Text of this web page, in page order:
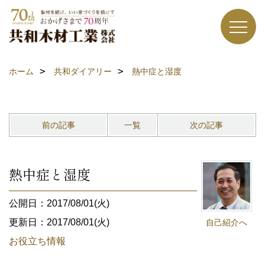
ホーム 共和ダイアリー 熱中症と湿度
前の記事 一覧 次の記事
自己紹介へ
熱中症と湿度
公開日：2017/08/01(火)
更新日：2017/08/01(火)
お役立ち情報